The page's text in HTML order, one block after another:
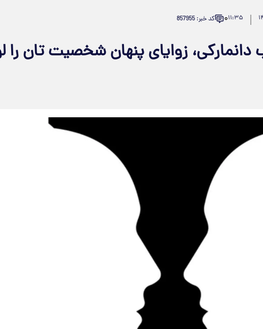
۱۱:۳۵۰ کد خبر: 857955
زوایای پنهان شخصیت تان را